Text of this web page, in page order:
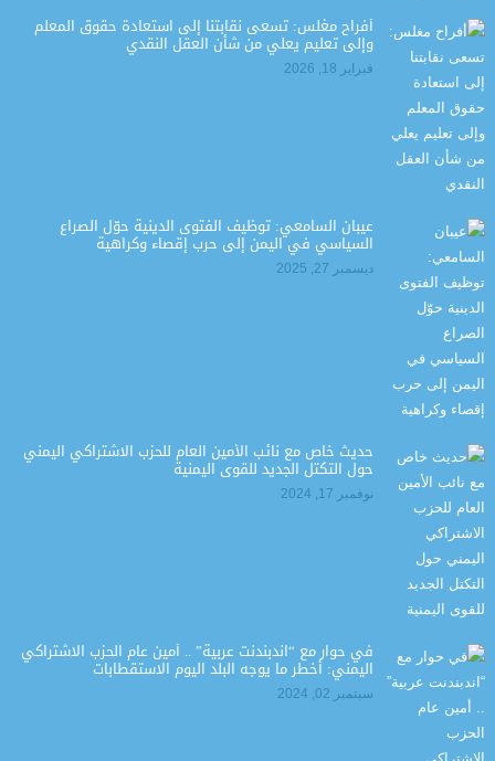
أفراح مغلس: تسعى نقابتنا إلى استعادة حقوق المعلم
وإلى تعليم يعلي من شأن العقل النقدي
فبراير 18, 2026
عيبان السامعي: توظيف الفتوى الدينية حوّل الصراع
السياسي في اليمن إلى حرب إقصاء وكراهية
ديسمبر 27, 2025
حديث خاص مع نائب الأمين العام للحزب الاشتراكي اليمني
حول التكتل الجديد للقوى اليمنية
نوفمبر 17, 2024
في حوار مع “اندبندنت عربية” .. أمين عام الحزب الاشتراكي
اليمني: أخطر ما يوجه البلد اليوم الاستقطابات
سبتمبر 02, 2024